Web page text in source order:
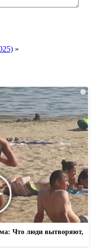
»
i
Что люди вытворяют,